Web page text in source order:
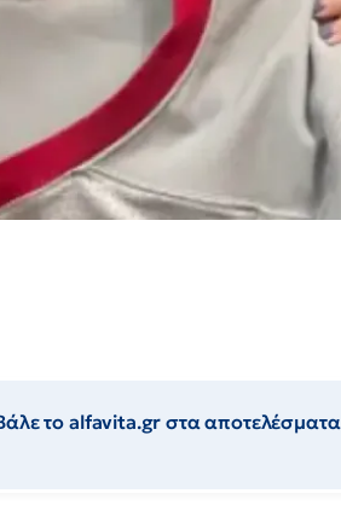
το alfavita.gr στα αποτελέσματα